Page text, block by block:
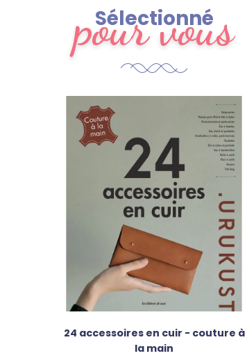
Sélectionné
pour vous
24 accessoires en cuir - couture à
la main